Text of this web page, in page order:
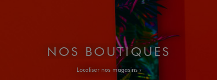
NOS BOUTIQUES
Localiser nos magasins